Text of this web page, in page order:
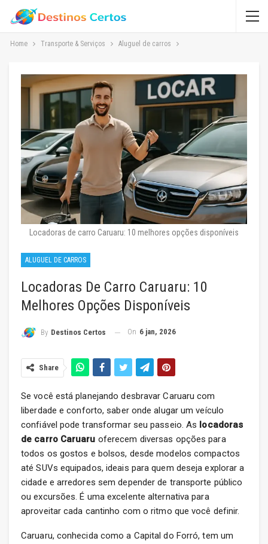
Home Transporte & Serviços Aluguel de carros
Locadoras de carro Caruaru: 10 melhores opções disponíveis
ALUGUEL DE CARROS
Locadoras De Carro Caruaru: 10
Melhores Opções Disponíveis
By Destinos Certos On 6 jan, 2026
Share
Se você está planejando desbravar Caruaru com
liberdade e conforto, saber onde alugar um veículo
confiável pode transformar seu passeio. As locadoras
de carro Caruaru oferecem diversas opções para
todos os gostos e bolsos, desde modelos compactos
até SUVs equipados, ideais para quem deseja explorar a
cidade e arredores sem depender de transporte público
ou excursões. É uma excelente alternativa para
aproveitar cada cantinho com o ritmo que você definir.
Caruaru, conhecida como a Capital do Forró, tem um